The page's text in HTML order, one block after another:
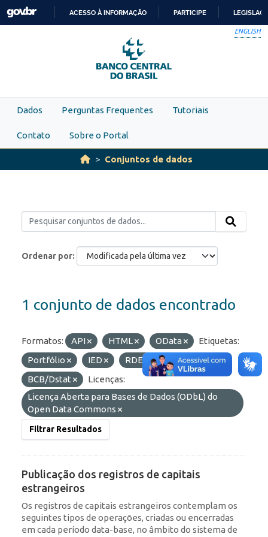
Skip to main content
PARA
O
CONTEÚDO
ACESSO À INFORMAÇÃO PARTICIPE
ENGLISH
Dados Perguntas Frequentes Tutoriais
Contato Sobre o Portal
Conjuntos de dados
Ordenar por
1 conjunto de dados encontrado
Formatos: API HTML OData
Etiquetas:
Portfólio
IED RDE
Organizações:
BCB/Dstat
Licenças:
Licença Aberta para Bases de Dados (ODbL) do
Open Data Commons
Filtrar Resultados
Publicação dos registros de capitais
estrangeiros
Os registros de capitais estrangeiros contemplam os
seguintes tipos de operações, criadas ou encerradas
em cada período data-base, no âmbito do sistema de